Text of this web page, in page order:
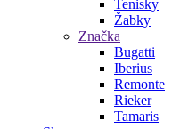
Tenisky
Žabky
Značka
Bugatti
Iberius
Remonte
Rieker
Tamaris